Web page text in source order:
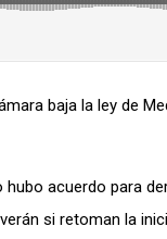
baja la ley de
acuerdo para
si retoman la